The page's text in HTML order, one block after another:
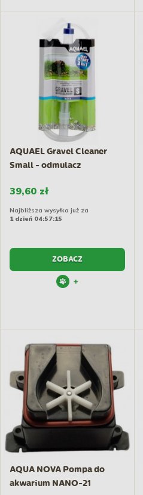
AQUAEL Gravel Cleaner
Small - odmulacz
39,60 zł
Najbliższa wysyłka już za
1 dzień 04:57:14
ZOBACZ
+
AQUA NOVA Pompa do
akwarium NANO-21